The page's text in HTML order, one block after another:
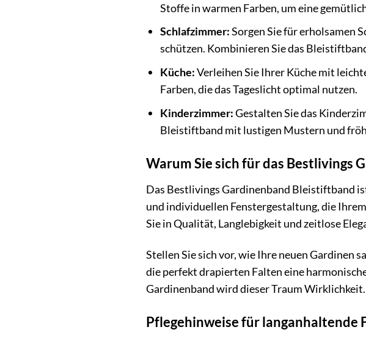
Stoffe in warmen Farben, um eine
Schlafzimmer:Sorgen Sie für erholsamen
schützen. Kombinieren Sie das
Küche:Verleihen Sie Ihrer Küche mit
Farben, die das Tageslicht optimal nutzen.
Kinderzimmer:Gestalten Sie das
Bleistiftband mit lustigen Mustern und
Warum Sie sich für das Bestlivings
Das Bestlivings Gardinenband Bleistiftband
und individuellen Fenstergestaltung, die
Sie in Qualität, Langlebigkeit und zeitlose
Stellen Sie sich vor, wie Ihre neuen Gardinen
die perfekt drapierten Falten eine
Gardinenband wird dieser Traum Wirklichkeit.
Pflegehinweise für langanhaltende